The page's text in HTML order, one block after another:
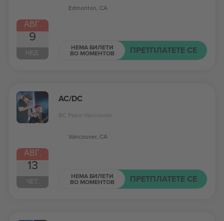
АВГ.
9
НЕД.
Edmonton, CA
НЕМА БИЛЕТИ
ВО МОМЕНТОВ ПРЕТПЛАТЕТЕ СЕ
АВГ.
13
ЧЕТ.
AC/DC
BC Place Vancouver
Vancouver, CA
НЕМА БИЛЕТИ
ВО МОМЕНТОВ ПРЕТПЛАТЕТЕ СЕ